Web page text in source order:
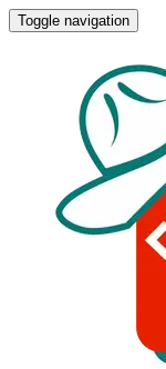
Toggle navigation